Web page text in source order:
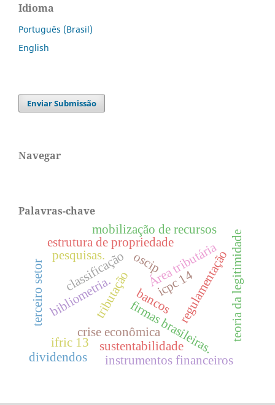
Idioma
Português (Brasil)
English
Enviar Submissão
Navegar
Palavras-chave
classificação Área tributária
tributação
estrutura de propriedade
firmas brasileiras.
bibliometria. bancos
crise econômica
regulamentação
instrumentos financeiros
pesquisas.
mobilização de recursos
terceiro setor oscip
sustentabilidade
teoria da legitimidade
ifric 13
icpc 14
dividendos